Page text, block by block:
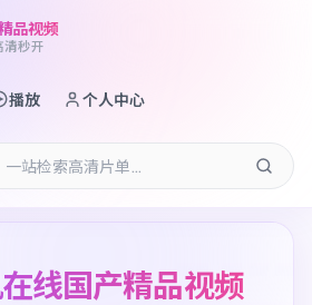
品视频
清秒开
播放 个人中心
线国产精品视频